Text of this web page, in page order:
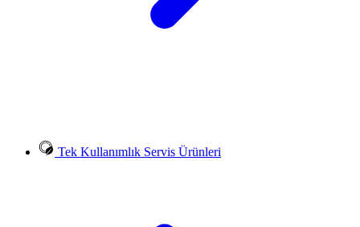
Tek Kullanımlık Servis Ürünleri